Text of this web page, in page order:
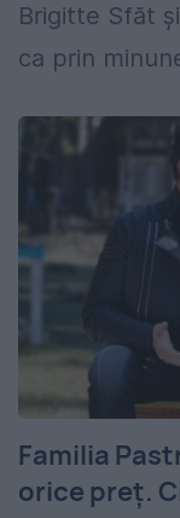
Brigitte Sfăt
ca prin
Familia
orice preț.